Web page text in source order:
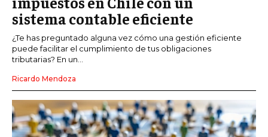
sistema contable eficiente
¿Te has preguntado alguna vez cómo una gestión eficiente
puede facilitar el cumplimiento de tus obligaciones
tributarias? En un...
Ricardo Mendoza